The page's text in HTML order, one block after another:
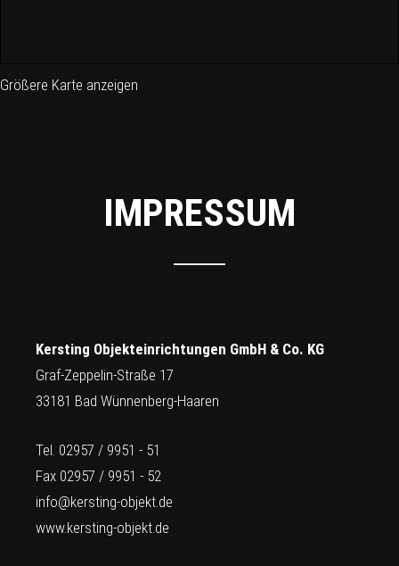
Größere Karte anzeigen
IMPRESSUM
Kersting Objekteinrichtungen GmbH & Co. KG
Graf-Zeppelin-Straße 17
33181 Bad Wünnenberg-Haaren
Tel. 02957 / 9951 - 51
Fax 02957 / 9951 - 52
info@kersting-objekt.de
www.kersting-objekt.de